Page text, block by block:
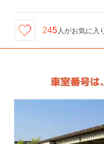
245 人がお気に入